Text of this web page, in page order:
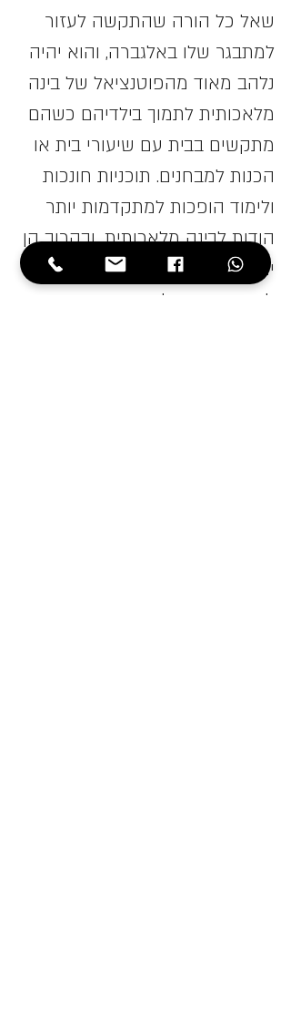
שאל כל הורה שהתקשה לעזור
למתבגר שלו באלגברה, והוא יהיה
נלהב מאוד מהפוטנציאל של בינה
מלאכותית לתמוך בילדיהם כשהם
מתקשים בבית עם שיעורי בית או
הכנות למבחנים. תוכניות חונכות
ולימוד הופכות למתקדמות יותר
הודות לבינה מלאכותית, ובקרוב הן
יהיו זמינות יותר ומסוגלות להגיב
למגוון סגנונות למידה.